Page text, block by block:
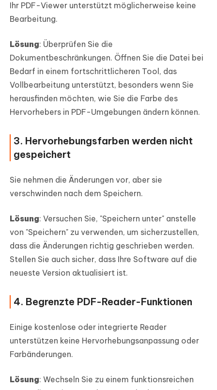
Ihr PDF-Viewer unterstützt möglicherweise keine
Bearbeitung.
Lösung: Überprüfen Sie die
Dokumentbeschränkungen. Öffnen Sie die Datei bei
Bedarf in einem fortschrittlicheren Tool, das
Vollbearbeitung unterstützt, besonders wenn Sie
herausfinden möchten, wie Sie die Farbe des
Hervorhebers in PDF-Umgebungen ändern können.
3. Hervorhebungsfarben werden nicht
gespeichert
Sie nehmen die Änderungen vor, aber sie
verschwinden nach dem Speichern.
Lösung: Versuchen Sie, "Speichern unter" anstelle
von "Speichern" zu verwenden, um sicherzustellen,
dass die Änderungen richtig geschrieben werden.
Stellen Sie auch sicher, dass Ihre Software auf die
neueste Version aktualisiert ist.
4. Begrenzte PDF-Reader-Funktionen
Einige kostenlose oder integrierte Reader
unterstützen keine Hervorhebungsanpassung oder
Farbänderungen.
Lösung: Wechseln Sie zu einem funktionsreichen